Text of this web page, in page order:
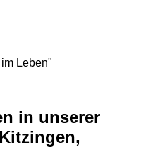
Leben"
in unserer